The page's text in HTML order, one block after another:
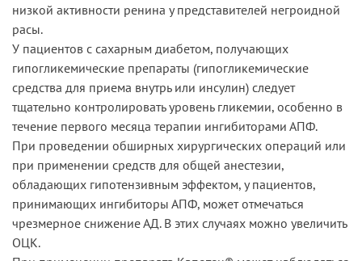
низкой активности ренина у представителей негроидной
расы.
У пациентов с сахарным диабетом, получающих
гипогликемические препараты (гипогликемические
средства для приема внутрь или инсулин) следует
тщательно контролировать уровень гликемии, особенно в
течение первого месяца терапии ингибиторами АПФ.
При проведении обширных хирургических операций или
при применении средств для общей анестезии,
обладающих гипотензивным эффектом, у пациентов,
принимающих ингибиторы АПФ, может отмечаться
чрезмерное снижение АД. В этих случаях можно увеличить
ОЦК.